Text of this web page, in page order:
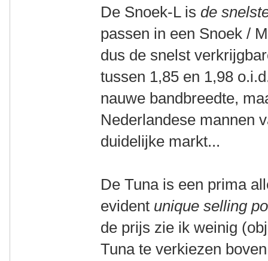
De Snoek-L is de
passen in een Snoek /
dus de snelst
tussen 1,85 en 1,98
nauwe bandbreedte,
Nederlandese mannen
duidelijke markt...
De Tuna is een prima
evident unique selling
de prijs zie ik weinig
Tuna te verkiezen